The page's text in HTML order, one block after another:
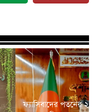
ফ্যাসিবাদের পতনের ২